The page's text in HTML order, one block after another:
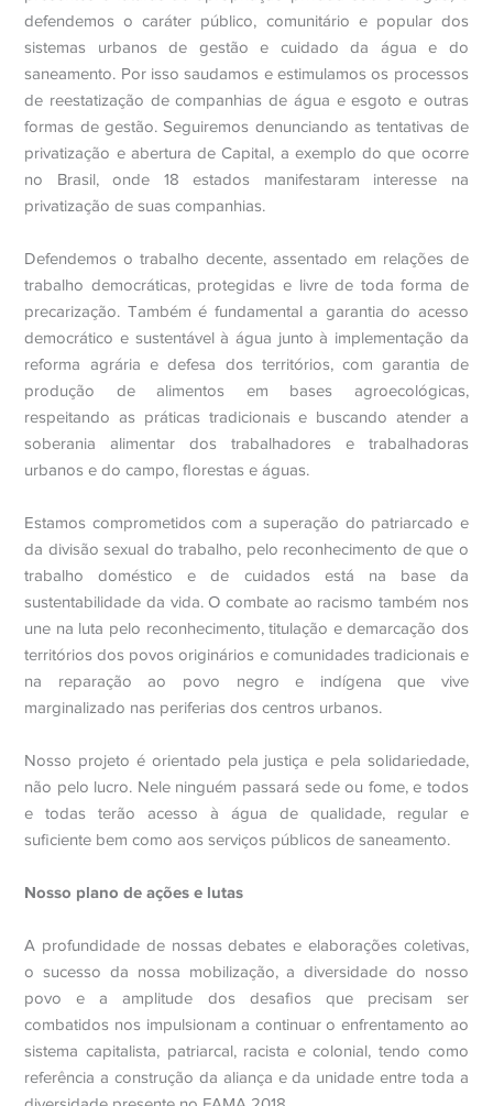
defendemos o caráter público, comunitário e popular dos
sistemas urbanos de gestão e cuidado da água e do
saneamento. Por isso saudamos e estimulamos os processos
de reestatização de companhias de água e esgoto e outras
formas de gestão. Seguiremos denunciando as tentativas de
privatização e abertura de Capital, a exemplo do que ocorre
no Brasil, onde 18 estados manifestaram interesse na
privatização de suas companhias.
Defendemos o trabalho decente, assentado em relações de
trabalho democráticas, protegidas e livre de toda forma de
precarização. Também é fundamental a garantia do acesso
democrático e sustentável à água junto à implementação da
reforma agrária e defesa dos territórios, com garantia de
produção de alimentos em bases agroecológicas,
respeitando as práticas tradicionais e buscando atender a
soberania alimentar dos trabalhadores e trabalhadoras
urbanos e do campo, florestas e águas.
Estamos comprometidos com a superação do patriarcado e
da divisão sexual do trabalho, pelo reconhecimento de que o
trabalho doméstico e de cuidados está na base da
sustentabilidade da vida. O combate ao racismo também nos
une na luta pelo reconhecimento, titulação e demarcação dos
territórios dos povos originários e comunidades tradicionais e
na reparação ao povo negro e indígena que vive
marginalizado nas periferias dos centros urbanos.
Nosso projeto é orientado pela justiça e pela solidariedade,
não pelo lucro. Nele ninguém passará sede ou fome, e todos
e todas terão acesso à água de qualidade, regular e
suficiente bem como aos serviços públicos de saneamento.
Nosso plano de ações e lutas
A profundidade de nossas debates e elaborações coletivas,
o sucesso da nossa mobilização, a diversidade do nosso
povo e a amplitude dos desafios que precisam ser
combatidos nos impulsionam a continuar o enfrentamento ao
sistema capitalista, patriarcal, racista e colonial, tendo como
referência a construção da aliança e da unidade entre toda a